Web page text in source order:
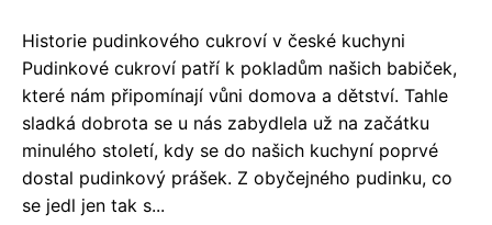
Historie pudinkového cukroví v české kuchyni
Pudinkové cukroví patří k pokladům našich babiček,
které nám připomínají vůni domova a dětství. Tahle
sladká dobrota se u nás zabydlela už na začátku
minulého století, kdy se do našich kuchyní poprvé
dostal pudinkový prášek. Z obyčejného pudinku, co
se jedl jen tak s...